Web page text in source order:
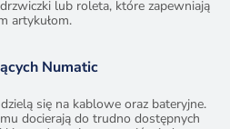
drzwiczki lub roleta, które zapewniają
artykułom.
Numatic
się na kablowe oraz bateryjne.
docierają do trudno dostępnych